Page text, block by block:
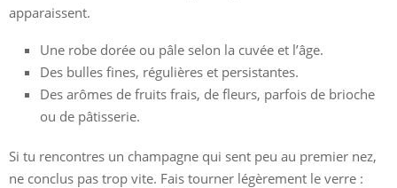
apparaissent.
Une robe dorée ou pâle selon la cuvée et l’âge.
Des bulles fines, régulières et persistantes.
Des arômes de fruits frais, de fleurs, parfois de brioche
ou de pâtisserie.
Si tu rencontres un champagne qui sent peu au premier nez,
ne conclus pas trop vite. Fais tourner légèrement le verre :